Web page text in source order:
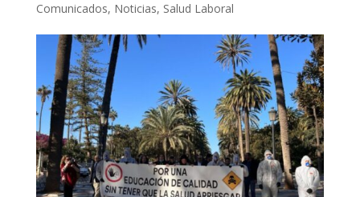
Comunicados, Noticias, Salud Laboral